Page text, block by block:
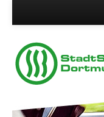
Suche
Kontakt
Impressum